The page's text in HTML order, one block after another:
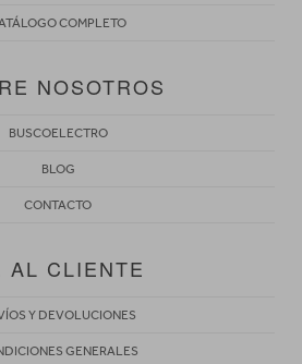
COMPLETO
NOSOTROS
BUSCOELECTRO
BLOG
CONTACTO
AL CLIENTE
Y DEVOLUCIONES
GENERALES